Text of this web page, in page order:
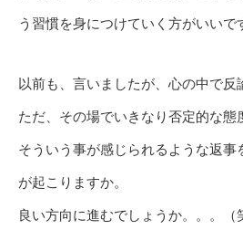
う習慣を身につけていく方がいいで
以前も、言いましたが、心の中で反
ただ、その場でいきなり否定的な態
そういう事が感じられるような返事
が起こりますか。
良い方向に進むでしょうか。。。（